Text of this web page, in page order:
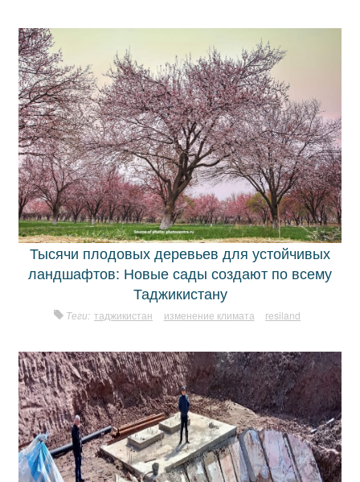
Тысячи плодовых деревьев для устойчивых
ландшафтов: Новые сады создают по всему
Таджикистану
Теги: таджикистан изменение климата resiland